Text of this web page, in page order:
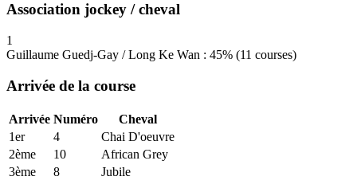
Association jockey / cheval
1
Guillaume Guedj-Gay / Long Ke Wan : 45% (11 courses)
Arrivée de la course
Arrivée Numéro
Cheval
1er
4
Chai D'oeuvre
2ème
10
African Grey
3ème
8
Jubile